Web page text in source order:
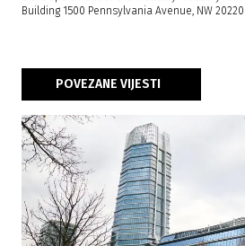
Building 1500 Pennsylvania Avenue, NW
POVEZANE VIJESTI